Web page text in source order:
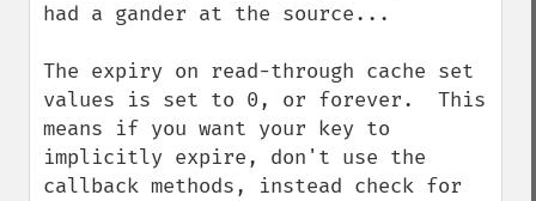
had a gander at the source...
The expiry on read-through cache set
values is set to 0, or forever.  This
means if you want your key to
implicitly expire, don't use the
callback methods, instead check for